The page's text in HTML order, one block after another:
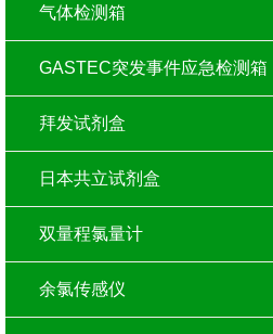
气体检测箱
GASTEC突发事件应急检测箱
拜发试剂盒
日本共立试剂盒
双量程氯量计
余氯传感仪